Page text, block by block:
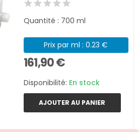
Quantité : 700 ml
Prix par ml : 0.23 €
161,90 €
Disponibilité: En stock
AJOUTER AU PANIER